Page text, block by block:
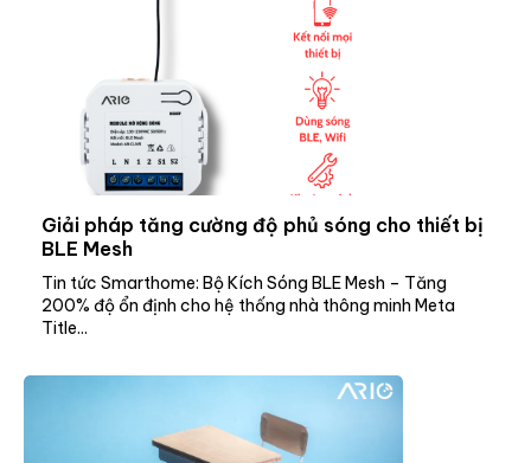
Giải pháp tăng cường độ phủ sóng cho thiết bị
BLE Mesh
Tin tức Smarthome: Bộ Kích Sóng BLE Mesh – Tăng
200% độ ổn định cho hệ thống nhà thông minh Meta
Title...